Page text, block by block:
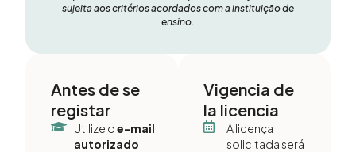
sujeita aos critérios acordados com a instituição de
ensino.
Antes de se
registar
Utilize oe-mail
autorizado
Vigencia de
la licencia
A licença
solicitada será